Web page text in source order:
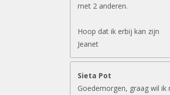
met 2 anderen.
Hoop dat ik erbij kan zijn
Jeanet
Sieta Pot
Goedemorgen, graag wil